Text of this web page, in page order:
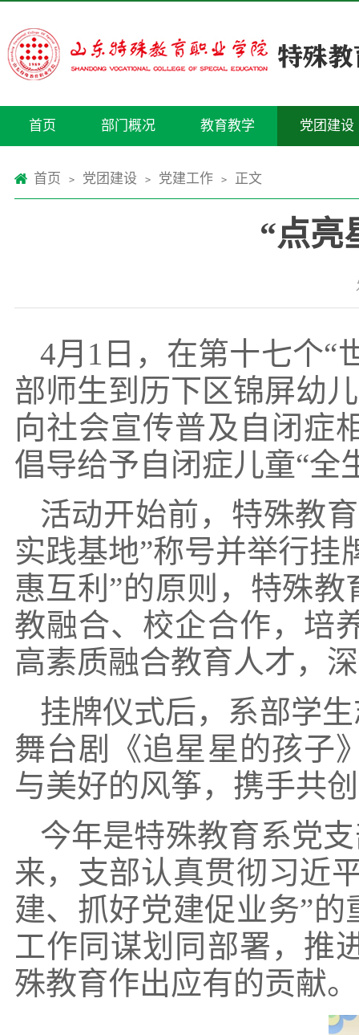
首页 部门概况 教育教学 党团建设
首页 > 党团建设 > 党建工作 > 正文
“点亮
4月1日，在第十七个“
部师生到历下区锦屏幼
向社会宣传普及自闭症
倡导给予自闭症儿童“全
活动开始前，特殊教
实践基地”称号并举行挂
惠互利”的原则，特殊
教融合、校企合作，培
高素质融合教育人才，
挂牌仪式后，系部学
舞台剧《追星星的孩子
与美好的风筝，携手共
今年是特殊教育系党
来，支部认真贯彻习近
建、抓好党建促业务”
工作同谋划同部署，推
殊教育作出应有的贡献。